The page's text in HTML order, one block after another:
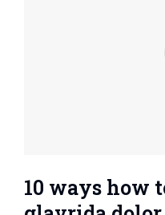
10 ways how